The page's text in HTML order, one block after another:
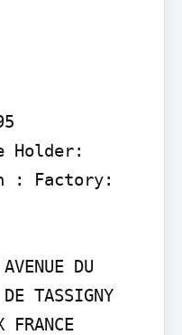
Holder:
: Factory:
DU
TASSIGNY
FRANCE